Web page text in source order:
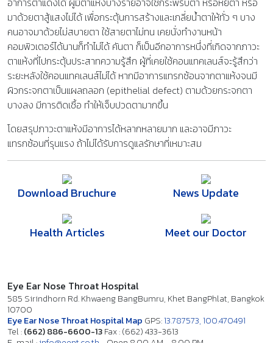
มาด้วยตาสู้แสงไม่ได้ เพื่อกระตุ้นการสร้างและเกลี่ยน้ำตาให้ทั่ว ๆ บาง
คนอาจมาด้วยไม่สบายตา ใช้สายตาไม่ทน เคยนั่งทำงานหน้า
คอมพิวเตอร์ได้นานก็ทำไม่ได้ คันตา ก็เป็นอีกอาการหนึ่งที่เกิดจากภาวะ
ตาแห้งที่ไปกระตุ้นประสาทความรู้สึก ผู้ที่เคยใช้คอนแทคเลนส์จะรู้สึกว่า
ระยะหลังใช้คอนแทคเลนส์ไม่ได้ หากมีอาการแทรกซ้อนจากตาแห้งจนมี
ผิวกระจกตาเป็นแผลถลอก (epithelial defect) ตามด้วยกระจกตา
บางลง มีการติดเชื้อ ทำให้เจ็บปวดตามากขึ้น
โดยสรุปภาวะตาแห้งมีอาการได้หลากหลายมาก และอาจมีภาวะ
แทรกซ้อนที่รุนแรง ถ้าไม่ได้รับการดูแลรักษาที่เหมาะสม
Download Bruchure News Update
Health Articles Meet our Doctor
Eye Ear Nose Throat Hospital
585 Sirindhorn Rd. Khwaeng BangBumru, Khet BangPhlat, Bangkok
10700
Eye Ear Nose Throat Hospital Map GPS:13.787573, 100.470491
Tel :(662) 886-6600-13Fax : (662) 433-3613